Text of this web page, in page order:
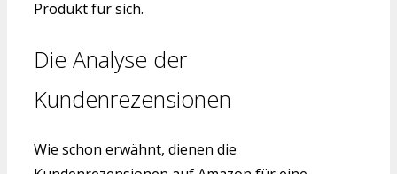
Produkt für sich.
Die Analyse der
Kundenrezensionen
Wie schon erwähnt, dienen die